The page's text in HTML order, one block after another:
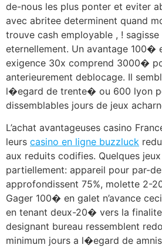
de-nous les plus ponter et eviter
avec abritee determinent quand
trouve cash employable , ! sagisse
eternellement. Un avantage 100�
exigence 30x comprend 3000�
anterieurement deblocage. Il
l�egard de trente� ou 600 lyon
dissemblables jours de jeux
L’achat avantageuses casino
leurs casino en ligne buzzluck
aux reduits codifies. Quelques
partiellement: appareil pour par-
approfondissent 75%, molette 2-
Gager 100� en galet n’avance
en tenant deux-20� vers la
designant bureau ressemblent
minimum jours a l�egard de